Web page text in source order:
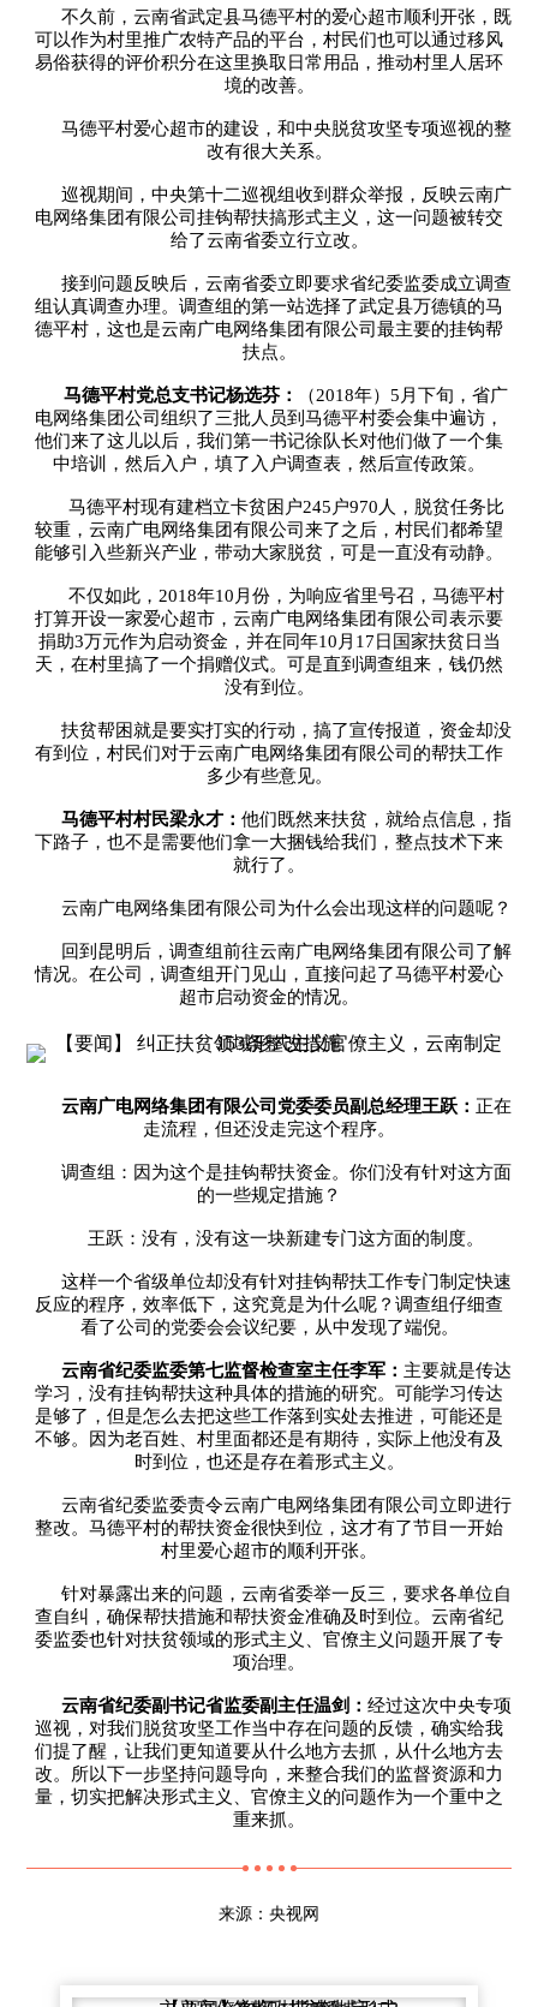
不久前，云南省武定县马德平村的爱心超市顺利开张，既
可以作为村里推广农特产品的平台，村民们也可以通过移风
易俗获得的评价积分在这里换取日常用品，推动村里人居环
境的改善。
马德平村爱心超市的建设，和中央脱贫攻坚专项巡视的整
改有很大关系。
巡视期间，中央第十二巡视组收到群众举报，反映云南广
电网络集团有限公司挂钩帮扶搞形式主义，这一问题被转交
给了云南省委立行立改。
接到问题反映后，云南省委立即要求省纪委监委成立调查
组认真调查办理。调查组的第一站选择了武定县万德镇的马
德平村，这也是云南广电网络集团有限公司最主要的挂钩帮
扶点。
马德平村党总支书记杨选芬：
（2018年）5月下旬，省广
电网络集团公司组织了三批人员到马德平村委会集中遍访，
他们来了这儿以后，我们第一书记徐队长对他们做了一个集
中培训，然后入户，填了入户调查表，然后宣传政策。
马德平村现有建档立卡贫困户245户970人，脱贫任务比
较重，云南广电网络集团有限公司来了之后，村民们都希望
能够引入些新兴产业，带动大家脱贫，可是一直没有动静。
不仅如此，2018年10月份，为响应省里号召，马德平村
打算开设一家爱心超市，云南广电网络集团有限公司表示要
捐助3万元作为启动资金，并在同年10月17日国家扶贫日当
天，在村里搞了一个捐赠仪式。可是直到调查组来，钱仍然
没有到位。
扶贫帮困就是要实打实的行动，搞了宣传报道，资金却没
有到位，村民们对于云南广电网络集团有限公司的帮扶工作
多少有些意见。
马德平村村民梁永才： 他们既然来扶贫，就给点信息，指
下路子，也不是需要他们拿一大捆钱给我们，整点技术下来
就行了。
云南广电网络集团有限公司为什么会出现这样的问题呢？
回到昆明后，调查组前往云南广电网络集团有限公司了解
情况。在公司，调查组开门见山，直接问起了马德平村爱心
超市启动资金的情况。
云南广电网络集团有限公司党委委员副总经理王跃： 正在
走流程，但还没走完这个程序。
调查组：因为这个是挂钩帮扶资金。你们没有针对这方面
的一些规定措施？
王跃：没有，没有这一块新建专门这方面的制度。
这样一个省级单位却没有针对挂钩帮扶工作专门制定快速
反应的程序，效率低下，这究竟是为什么呢？调查组仔细查
看了公司的党委会会议纪要，从中发现了端倪。
云南省纪委监委第七监督检查室主任李军： 主要就是传达
学习，没有挂钩帮扶这种具体的措施的研究。可能学习传达
是够了，但是怎么去把这些工作落到实处去推进，可能还是
不够。因为老百姓、村里面都还是有期待，实际上他没有及
时到位，也还是存在着形式主义。
云南省纪委监委责令云南广电网络集团有限公司立即进行
整改。马德平村的帮扶资金很快到位，这才有了节目一开始
村里爱心超市的顺利开张。
针对暴露出来的问题，云南省委举一反三，要求各单位自
查自纠，确保帮扶措施和帮扶资金准确及时到位。云南省纪
委监委也针对扶贫领域的形式主义、官僚主义问题开展了专
项治理。
云南省纪委副书记省监委副主任温剑： 经过这次中央专项
巡视，对我们脱贫攻坚工作当中存在问题的反馈，确实给我
们提了醒，让我们更知道要从什么地方去抓，从什么地方去
改。所以下一步坚持问题导向，来整合我们的监督资源和力
量，切实把解决形式主义、官僚主义的问题作为一个重中之
重来抓。
来源：央视网